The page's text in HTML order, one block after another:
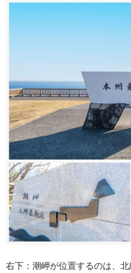
右下：潮岬が位置するのは、